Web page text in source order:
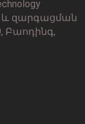
և զարգացման
Բաոդինգ,